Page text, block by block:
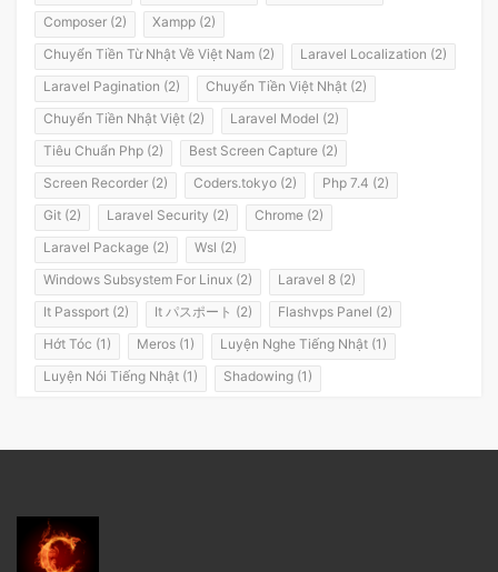
Composer (2)
Xampp (2)
Chuyển Tiền Từ Nhật Về Việt Nam (2)
Laravel Localization (2)
Laravel Pagination (2)
Chuyển Tiền Việt Nhật (2)
Chuyển Tiền Nhật Việt (2)
Laravel Model (2)
Tiêu Chuẩn Php (2)
Best Screen Capture (2)
Screen Recorder (2)
Coders.tokyo (2)
Php 7.4 (2)
Git (2)
Laravel Security (2)
Chrome (2)
Laravel Package (2)
Wsl (2)
Windows Subsystem For Linux (2)
Laravel 8 (2)
It Passport (2)
It パスポート (2)
Flashvps Panel (2)
Hớt Tóc (1)
Meros (1)
Luyện Nghe Tiếng Nhật (1)
Luyện Nói Tiếng Nhật (1)
Shadowing (1)
Sóng Thần (1)